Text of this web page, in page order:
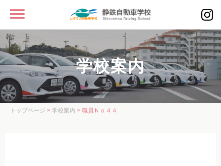
静鉄自動車学校
入校をお考えの方へ
学校案内
学校案内
学校案内
トップページ > 学校案内 > 職員Ｎｏ４４